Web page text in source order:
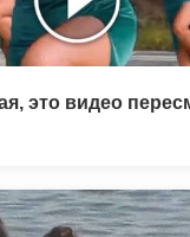
это видео